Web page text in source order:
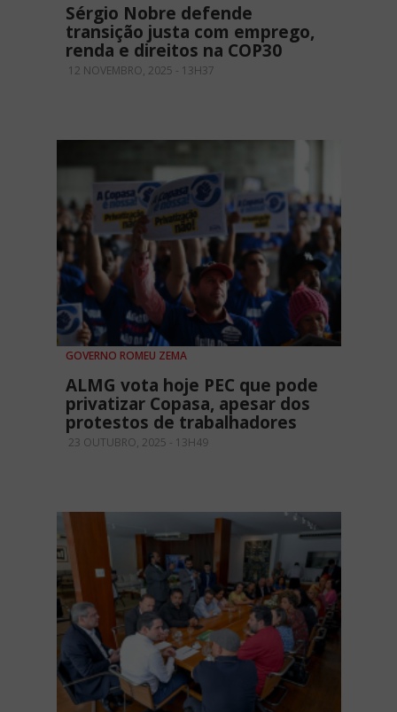
Sérgio Nobre defende
transição justa com emprego,
renda e direitos na COP30
12 NOVEMBRO, 2025 - 13H37
GOVERNO ROMEU ZEMA
ALMG vota hoje PEC que pode
privatizar Copasa, apesar dos
protestos de trabalhadores
23 OUTUBRO, 2025 - 13H49